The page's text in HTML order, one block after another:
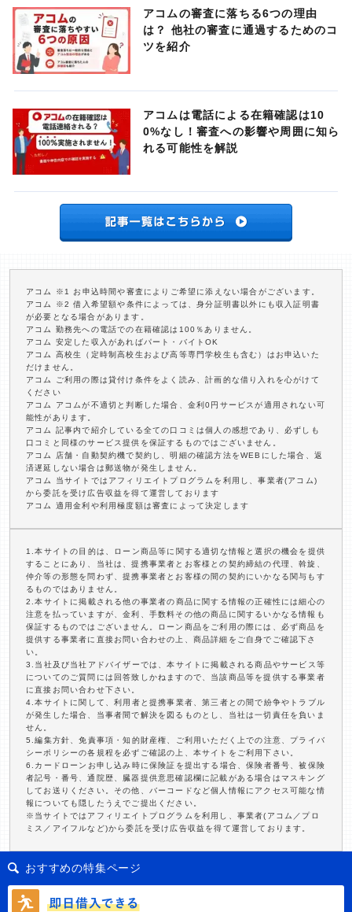
アコムの審査に落ちる6つの理由
は？ 他社の審査に通過するためのコ
ツを紹介
アコムは電話による在籍確認は10
0%なし！審査への影響や周囲に知ら
れる可能性を解説
アコム ※1 お申込時間や審査によりご希望に添えない場合がございます。
アコム ※2 借入希望額や条件によっては、身分証明書以外にも収入証明書
が必要となる場合があります。
アコム 勤務先への電話での在籍確認は100％ありません。
アコム 安定した収入があればパート・バイトOK
アコム 高校生（定時制高校生および高等専門学校生も含む）はお申込いた
だけません。
アコム ご利用の際は貸付け条件をよく読み、計画的な借り入れを心がけて
ください
アコム アコムが不適切と判断した場合、金利0円サービスが適用されない可
能性があります。
アコム 記事内で紹介している全ての口コミは個人の感想であり、必ずしも
口コミと同様のサービス提供を保証するものではございません。
アコム 店舗・自動契約機で契約し、明細の確認方法をWEBにした場合、返
済遅延しない場合は郵送物が発生しません。
アコム 当サイトではアフィリエイトプログラムを利用し、事業者(アコム)
から委託を受け広告収益を得て運営しております
アコム 適用金利や利用極度額は審査によって決定します
1.本サイトの目的は、ローン商品等に関する適切な情報と選択の機会を提供
することにあり、当社は、提携事業者とお客様との契約締結の代理、斡旋、
仲介等の形態を問わず、提携事業者とお客様の間の契約にいかなる関与もす
るものではありません。
2.本サイトに掲載される他の事業者の商品に関する情報の正確性には細心の
注意を払っていますが、金利、手数料その他の商品に関するいかなる情報も
保証するものではございません。ローン商品をご利用の際には、必ず商品を
提供する事業者に直接お問い合わせの上、商品詳細をご自身でご確認下さ
い。
3.当社及び当社アドバイザーでは、本サイトに掲載される商品やサービス等
についてのご質問には回答致しかねますので、当該商品等を提供する事業者
に直接お問い合わせ下さい。
4.本サイトに関して、利用者と提携事業者、第三者との間で紛争やトラブル
が発生した場合、当事者間で解決を図るものとし、当社は一切責任を負いま
せん。
5.編集方針、免責事項・知的財産権、ご利用いただく上での注意、プライバ
シーポリシーの各規程を必ずご確認の上、本サイトをご利用下さい。
6.カードローンお申し込み時に保険証を提出する場合、保険者番号、被保険
者記号・番号、通院歴、臓器提供意思確認欄に記載がある場合はマスキング
してお送りください。その他、バーコードなど個人情報にアクセス可能な情
報についても隠したうえでご提出ください。
※当サイトではアフィリエイトプログラムを利用し、事業者(アコム／プロ
ミス／アイフルなど)から委託を受け広告収益を得て運営しております。
おすすめの特集ページ